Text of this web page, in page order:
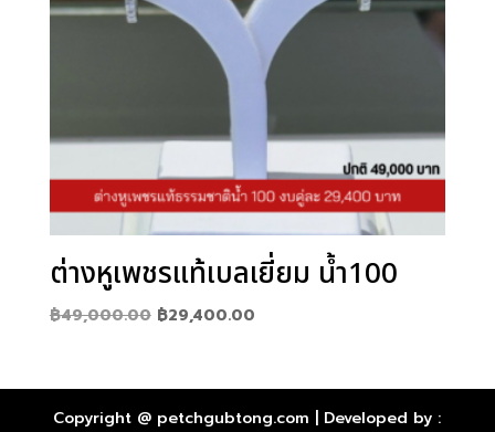
ต่างหูเพชรแท้เบลเยี่ยม น้ำ100
฿49,000.00 Original
฿49,000.00.
฿29,400.00Current
฿29,400.00.
Copyright @ petchgubtong.com | Developed by :